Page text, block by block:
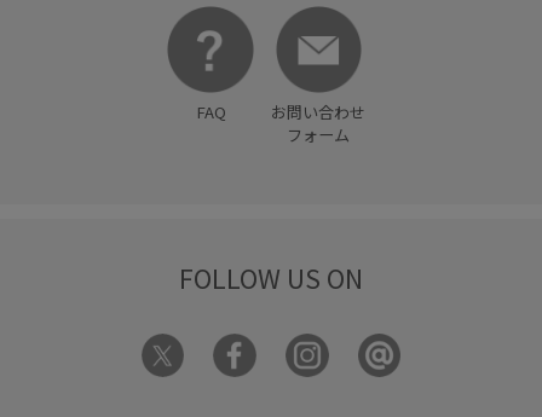
温かみのある風合い
肌触りが良い 艶感 華やか
重宝アイテム 高級感
FAQ
お問い合わせ
フォーム
FOLLOW US ON